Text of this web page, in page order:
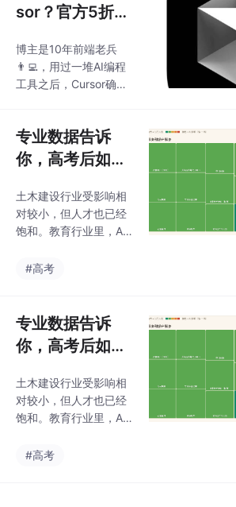
3 的领先优势最大。细
2，HTML 子榜第 4；在
品牌与营销、参考设
计、数据分析、
sor？官方5折链
$25！
博主是10年前端老兵
👨‍💻，用过一堆AI编程
工具之后，Cursor确实
e、CodeX和TRAE，把
真实体验整理成下面这
些，希望能帮到还在纠
结的你🤝。
专业数据告诉
你，高考后如何
土木建设行业受影响相
对较小，但人才也已经
饱和。教育行业里，AI
的价值正被重塑。而互
在AI加持下效率极高
——但讽刺的是，这也
是目前最容易失业的岗
从事服务行业。但这里
的服务，不是简单的端
盘子、做美甲，而是为
0到15年，一半的职业
#高考
专业数据告诉
你，高考后如何
土木建设行业受影响相
对较小，但人才也已经
饱和。教育行业里，AI
的价值正被重塑。而互
#高考